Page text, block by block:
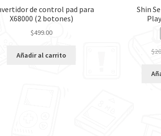
de control pad para
X68000 (2 botones)
$499.00
Añadir al carrito
Shin
$